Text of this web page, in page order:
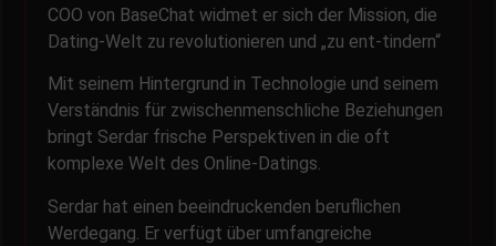
COO von BaseChat widmet er sich der Mission, die
Dating-Welt zu revolutionieren und „zu ent-tindern“
Mit seinem Hintergrund in Technologie und seinem
Verständnis für zwischenmenschliche Beziehungen
bringt Serdar frische Perspektiven in die oft
komplexe Welt des Online-Datings.
Serdar hat einen beeindruckenden beruflichen
Werdegang. Er verfügt über umfangreiche